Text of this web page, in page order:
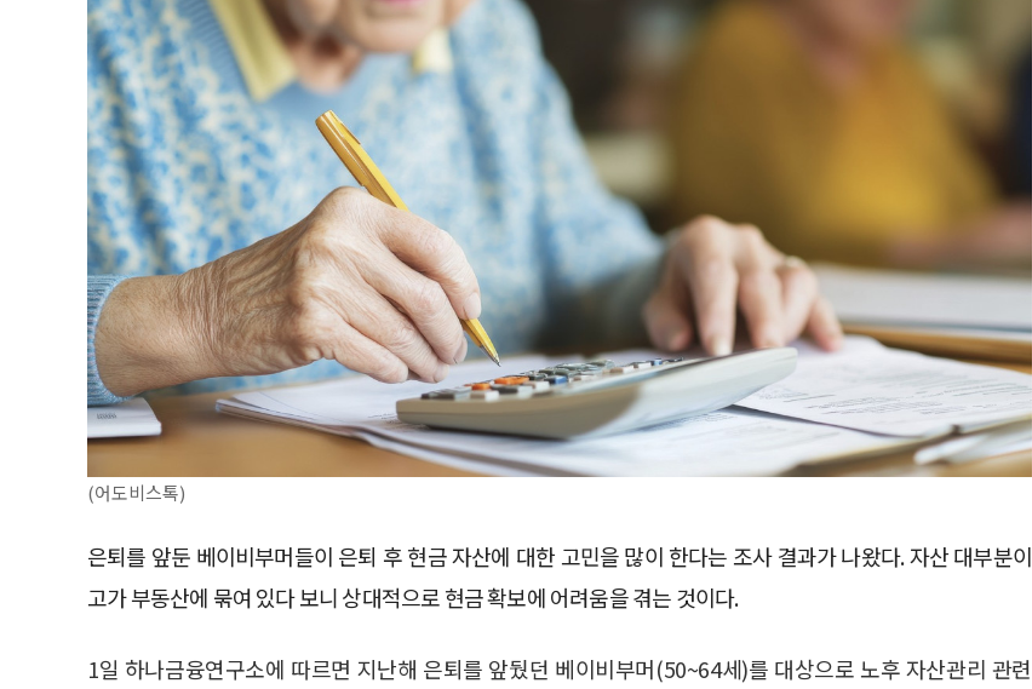
(어도비스톡)
은퇴를 앞둔 베이비부머들이 은퇴 후 현금 자산에 대한 고민을 많이 한다는 조사 결과가 나왔다. 자산 대부분이
고가 부동산에 묶여 있다 보니 상대적으로 현금 확보에 어려움을 겪는 것이다.
1일 하나금융연구소에 따르면 지난해 은퇴를 앞뒀던 베이비부머(50~64세)를 대상으로 노후 자산관리 관련